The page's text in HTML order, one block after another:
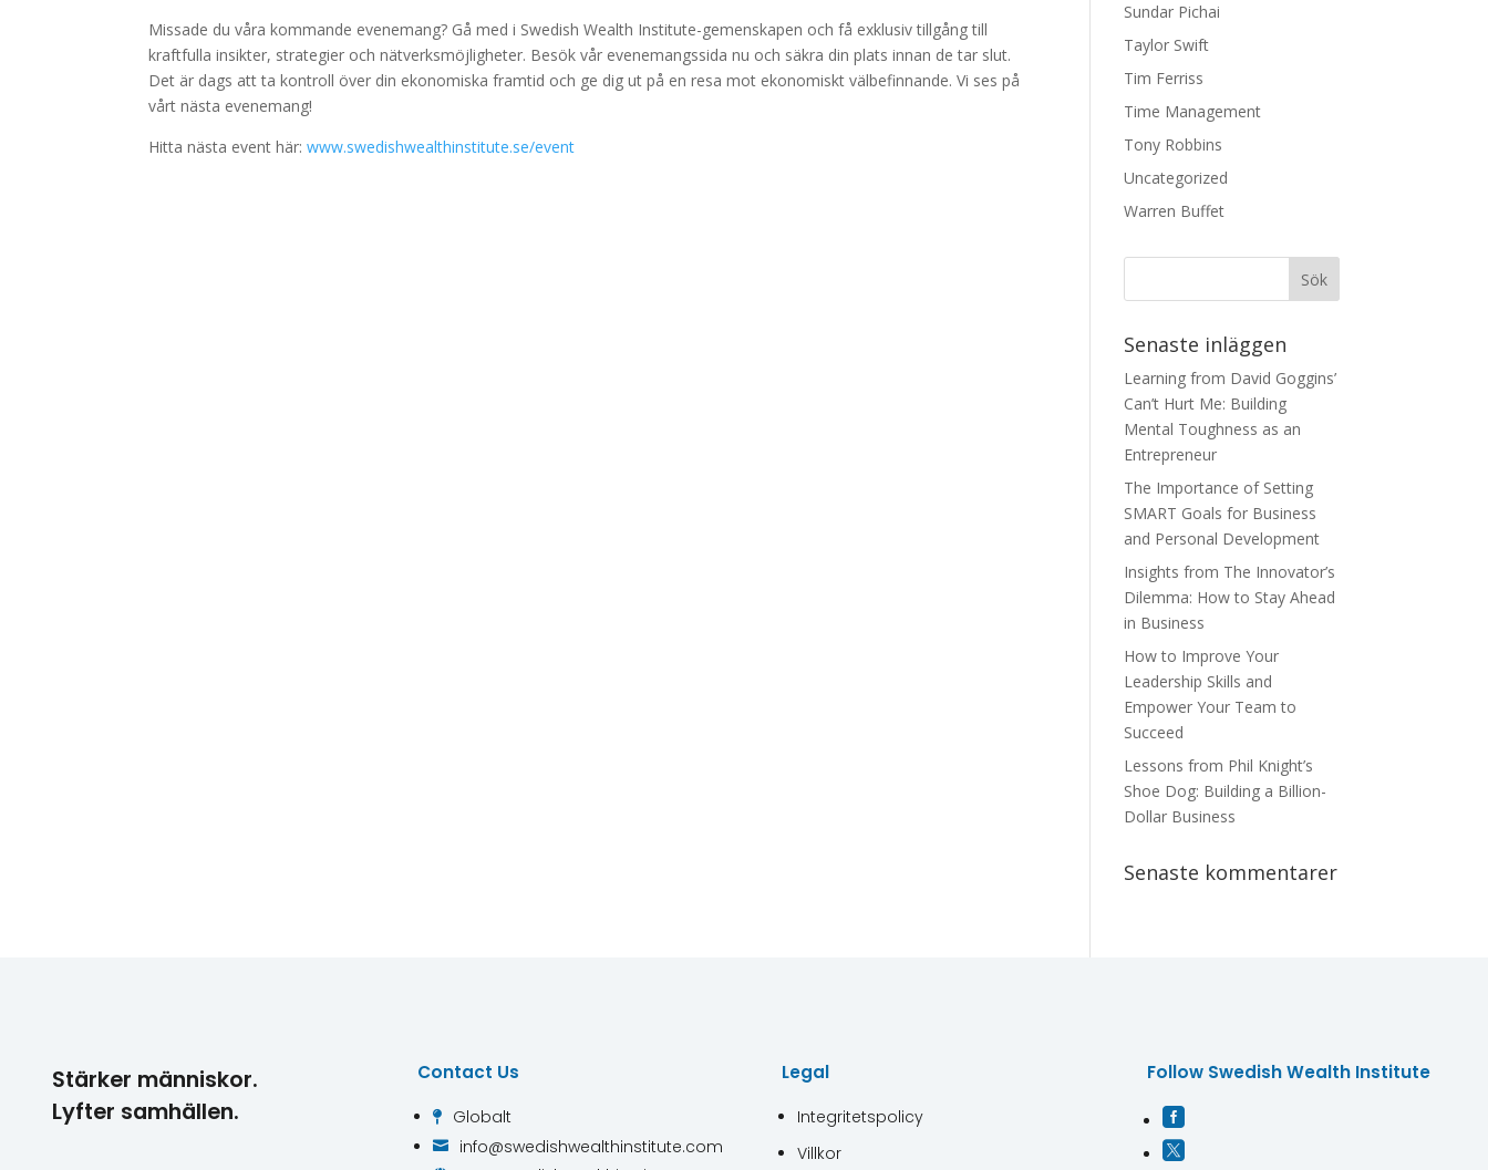
Missade du våra kommande evenemang? Gå med i Swedish Wealth Institute-gemenskapen och få exklusiv tillgång till
kraftfulla insikter, strategier och nätverksmöjligheter. Besök vår evenemangssida nu och säkra din plats innan de tar slut.
Det är dags att ta kontroll över din ekonomiska framtid och ge dig ut på en resa mot ekonomiskt välbefinnande. Vi ses på
vårt nästa evenemang!
Hitta nästa event här:www.swedishwealthinstitute.se/event
Sundar Pichai
Taylor Swift
Tim Ferriss
Time Management
Tony Robbins
Uncategorized
Warren Buffet
Senaste inläggen
Learning from David Goggins’
Can’t Hurt Me: Building
Mental Toughness as an
Entrepreneur
The Importance of Setting
SMART Goals for Business
and Personal Development
Insights from The Innovator’s
Dilemma: How to Stay Ahead
in Business
How to Improve Your
Leadership Skills and
Empower Your Team to
Succeed
Lessons from Phil Knight’s
Shoe Dog: Building a Billion-
Dollar Business
Senaste kommentarer
Stärker människor.
Lyfter samhällen.
Contact Us
 Globalt
 info@swedishwealthinstitute.com
Legal
Integritetspolicy
Villkor
Follow Swedish Wealth Institute

